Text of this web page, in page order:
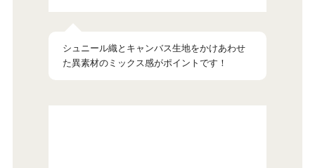
シュニール織とキャンバス生地をかけあわせ
た異素材のミックス感がポイントです！